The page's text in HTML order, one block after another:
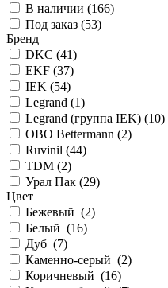
В наличии (166)
Под заказ (53)
Бренд
DKC (41)
EKF (37)
IEK (54)
Legrand (1)
Legrand (группа IEK) (10)
OBO Bettermann (2)
Ruvinil (44)
TDM (2)
Урал Пак (29)
Цвет
Бежевый (2)
Белый (16)
Дуб (7)
Каменно-серый (2)
Коричневый (16)